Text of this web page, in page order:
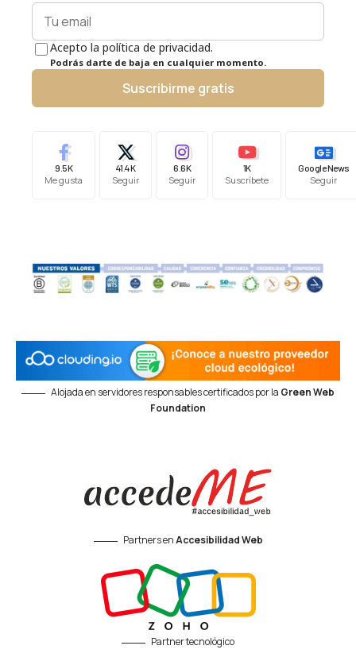
Acepto la política de privacidad.
Podrás darte de baja en cualquier momento.
Suscribirme gratis
9.5K
Me gusta
41.4K
Seguir
6.6K
Seguir
1K
Suscríbete
Google News
Seguir
Alojada en servidores responsables certificados por la Green Web
Foundation
Partners enAccesibilidad Web
Partner tecnológico